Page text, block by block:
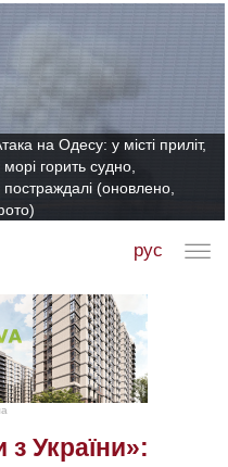
на Одесу: у місті приліт,
морі горить судно,
постраждалі (оновлено,
рус
України»: